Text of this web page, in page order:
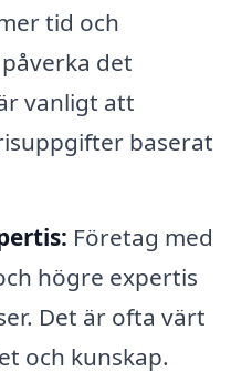
tid och
det
vanligt att
baserat
Företag med
högre expertis
Det är ofta värt
och kunskap.